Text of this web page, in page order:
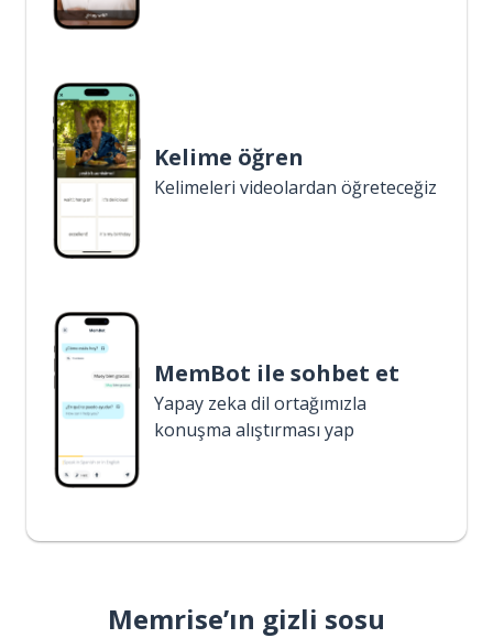
Kelime öğren
Kelimeleri videolardan öğreteceğiz
MemBot ile sohbet et
Yapay zeka dil ortağımızla
konuşma alıştırması yap
Memrise’ın gizli sosu